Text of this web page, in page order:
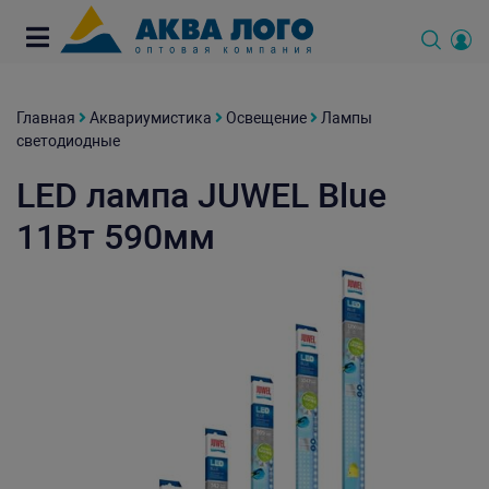
Главная Аквариумистика Освещение
Лампы
светодиодные
LED лампа JUWEL Blue
11Вт 590мм